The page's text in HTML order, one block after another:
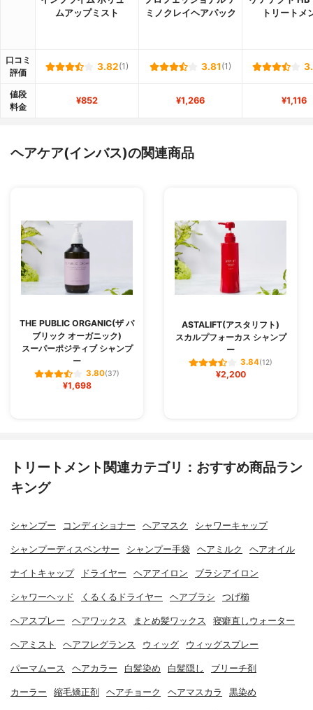
ムアップミスト
ミノクレイヘアパック
トリートメ
口コミ
評価
3.82(1) 3.81 (1)
値段
料金
¥852 ¥1,266 ¥1,116
ヘアケア(インバス)の関連商品
THE PUBLIC ORGANIC(ザ パ
ブリック オーガニック)
スーパーポジティブ シャンプ
ー
3.80(37)
¥1,698
ASTALIFT(アスタリフト)
スカルプフォーカス シャンプ
ー
3.84(12)
¥2,200
トリートメント関連カテゴリ：おすすめ商品ラン
キング
シャンプー コンディショナー ヘアマスク シャワーキャップ
シャンプーディスペンサー シャンプー手袋 ヘアミルク ヘアオイル
ナイトキャップ ドライヤー ヘアアイロン ブラシアイロン
シャワーヘッド くるくるドライヤー ヘアブラシ つげ櫛
ヘアスプレー ヘアワックス まとめ髪ワックス 寝癖直しウォーター
ヘアミスト ヘアフレグランス ウィッグ ウィッグスプレー
パーマムース ヘアカラー 白髪染め 白髪隠し ブリーチ剤
カーラー 縮毛矯正剤 ヘアチョーク ヘアマスカラ 黒染め